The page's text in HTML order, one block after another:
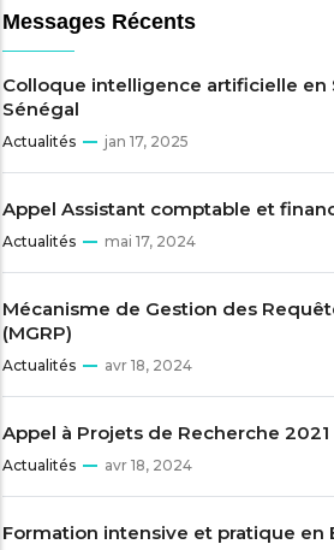
Messages Récents
Colloque intelligence artificielle en
Sénégal
Actualités jan 17, 2025
Appel Assistant comptable et
Actualités mai 17, 2024
Mécanisme de Gestion des
(MGRP)
Actualités avr 18, 2024
Appel à Projets de Recherche 2021
Actualités avr 18, 2024
Formation intensive et pratique en